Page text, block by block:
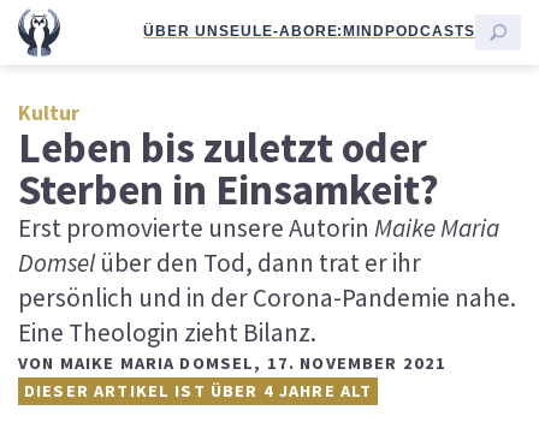
ÜBER UNSEULE-ABORE:MINDPODCASTS
Kultur
Leben bis zuletzt oder
Sterben in Einsamkeit?
Erst promovierte unsere Autorin Maike Maria
Domselüber den Tod, dann trat er ihr
persönlich und in der Corona-Pandemie nahe.
Eine Theologin zieht Bilanz.
VON MAIKE MARIA DOMSEL, 17. NOVEMBER 2021
DIESER ARTIKEL IST ÜBER 4 JAHRE ALT